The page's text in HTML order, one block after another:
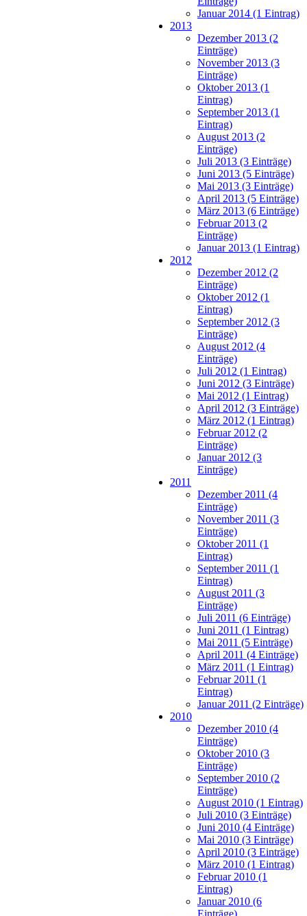
Januar 2014 (1 Eintrag)
2013
Dezember 2013 (2
Einträge)
November 2013 (3
Einträge)
Oktober 2013 (1
Eintrag)
September 2013 (1
Eintrag)
August 2013 (2
Einträge)
Juli 2013 (3 Einträge)
Juni 2013 (5 Einträge)
Mai 2013 (3 Einträge)
April 2013 (5 Einträge)
März 2013 (6 Einträge)
Februar 2013 (2
Einträge)
Januar 2013 (1 Eintrag)
2012
Dezember 2012 (2
Einträge)
Oktober 2012 (1
Eintrag)
September 2012 (3
Einträge)
August 2012 (4
Einträge)
Juli 2012 (1 Eintrag)
Juni 2012 (3 Einträge)
Mai 2012 (1 Eintrag)
April 2012 (3 Einträge)
März 2012 (1 Eintrag)
Februar 2012 (2
Einträge)
Januar 2012 (3
Einträge)
2011
Dezember 2011 (4
Einträge)
November 2011 (3
Einträge)
Oktober 2011 (1
Eintrag)
September 2011 (1
Eintrag)
August 2011 (3
Einträge)
Juli 2011 (6 Einträge)
Juni 2011 (1 Eintrag)
Mai 2011 (5 Einträge)
April 2011 (4 Einträge)
März 2011 (1 Eintrag)
Februar 2011 (1
Eintrag)
Januar 2011 (2 Einträge)
2010
Dezember 2010 (4
Einträge)
Oktober 2010 (3
Einträge)
September 2010 (2
Einträge)
August 2010 (1 Eintrag)
Juli 2010 (3 Einträge)
Juni 2010 (4 Einträge)
Mai 2010 (3 Einträge)
April 2010 (3 Einträge)
März 2010 (1 Eintrag)
Februar 2010 (1
Eintrag)
Januar 2010 (6